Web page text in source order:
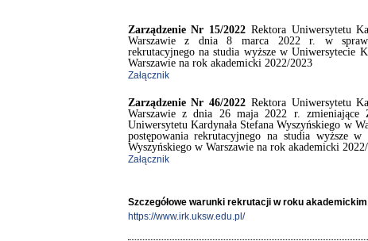
Zarządzenie Nr 15/2022 Rektora Uniwersytetu
Warszawie z dnia 8 marca 2022 r. w
rekrutacyjnego na studia wyższe w Uniwersytecie
Warszawie na rok akademicki 2022/2023
Załącznik
Zarządzenie Nr 46/2022 Rektora Uniwersytetu
Warszawie z dnia 26 maja 2022 r. zmieniające
Uniwersytetu Kardynała Stefana Wyszyńskiego w
postępowania rekrutacyjnego na studia wyższe w
Wyszyńskiego w Warszawie na rok akademicki
Załącznik
Szczegółowe warunki rekrutacji w roku
https://www.irk.uksw.edu.pl/